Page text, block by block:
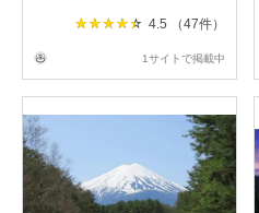
4.5 （47件）
1サイトで掲載中